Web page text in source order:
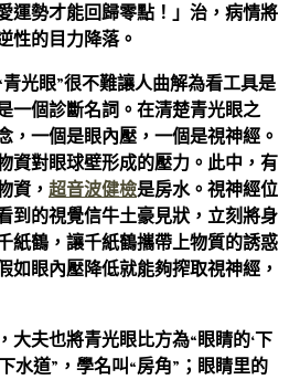
運勢才能回歸零點！」治，病情將
性的目力降落。
光眼”很不難讓人曲解為看工具是
一個診斷名詞。在清楚青光眼之
，一個是眼內壓，一個是視神經。
資對眼球壁形成的壓力。此中，有
資， 超音波健檢是房水。視神經位
到的視覺信牛土豪見狀，立刻將身
紙鶴，讓千紙鶴攜帶上物質的誘惑
如眼內壓降低就能夠搾取視神經，
大夫也將青光眼比方為“眼睛的‘下
水道”，學名叫“房角”；眼睛里的